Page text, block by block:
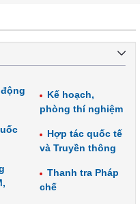
Kế hoạch,
phòng thí nghiệm
Hợp tác quốc tế
và Truyền thông
Thanh tra Pháp
chế